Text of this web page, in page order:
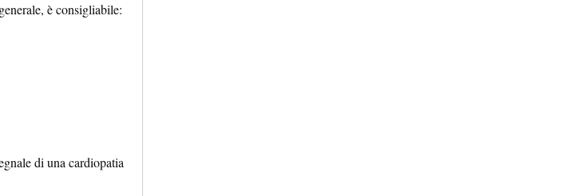
è consigliabile:
di una cardiopatia